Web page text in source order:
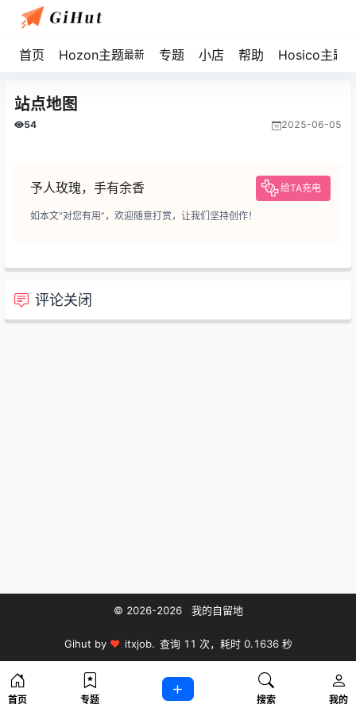
首页 Hozon主题最新 专题 小店 帮助 Hosico主题
站点地图
54 2025-06-05
予人玫瑰，手有余香 给TA充电
如本文“对您有用”，欢迎随意打赏，让我们坚持创作！
评论关闭
© 2026-2026 我的自留地
Gihut by ♥ itxjob. 查询 11 次，耗时 0.1636 秒
首页 专题 搜索 我的